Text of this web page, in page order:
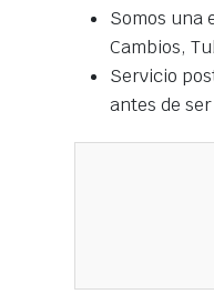
Somos una
Cambios,
Servicio
antes de